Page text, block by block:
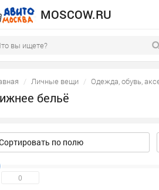
MOSCOW.RU
Личные вещи Одежда, обувь,
бельё
по полю